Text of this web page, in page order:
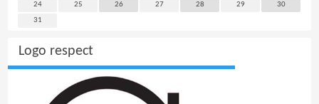
24
25 26 27 28 29
30
31
Logo respect